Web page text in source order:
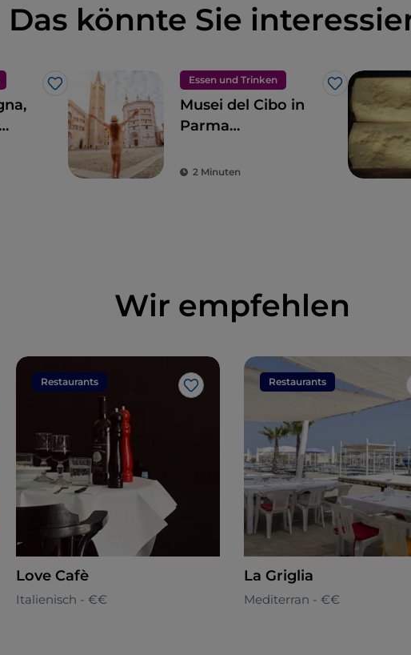
Das könnte Sie
Like
Essen und Trinken
Like
Musei del Cibo in
Parma
Museen)
2 Minuten
Wir empfehlen
Restaurants
Like
Love Cafè
Italienisch - €€
Restaurants
La Griglia
Mediterran - €€